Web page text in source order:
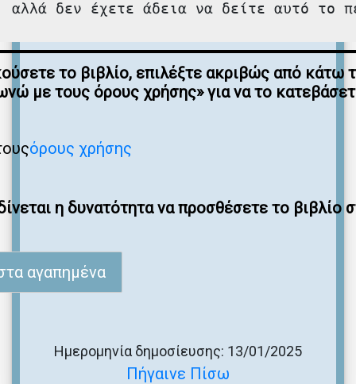
αλλά δεν έχετε άδεια να δείτε αυτό το
το βιβλίο, επιλέξτε ακριβώς από κάτω
με τους όρους χρήσης» για να το
όρους χρήσης
η δυνατότητα να προσθέσετε το βιβλίο
αγαπημένα
Πήγαινε Πίσω
Ημερομηνία δημοσίευσης: 13/01/2025